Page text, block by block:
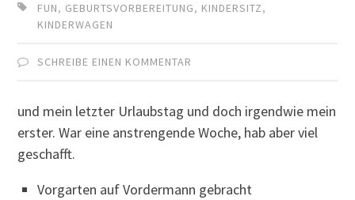
FUN, GEBURTSVORBEREITUNG, KINDERSITZ,
KINDERWAGEN
SCHREIBE EINEN KOMMENTAR
und mein letzter Urlaubstag und doch irgendwie mein
erster. War eine anstrengende Woche, hab aber viel
geschafft.
Vorgarten auf Vordermann gebracht